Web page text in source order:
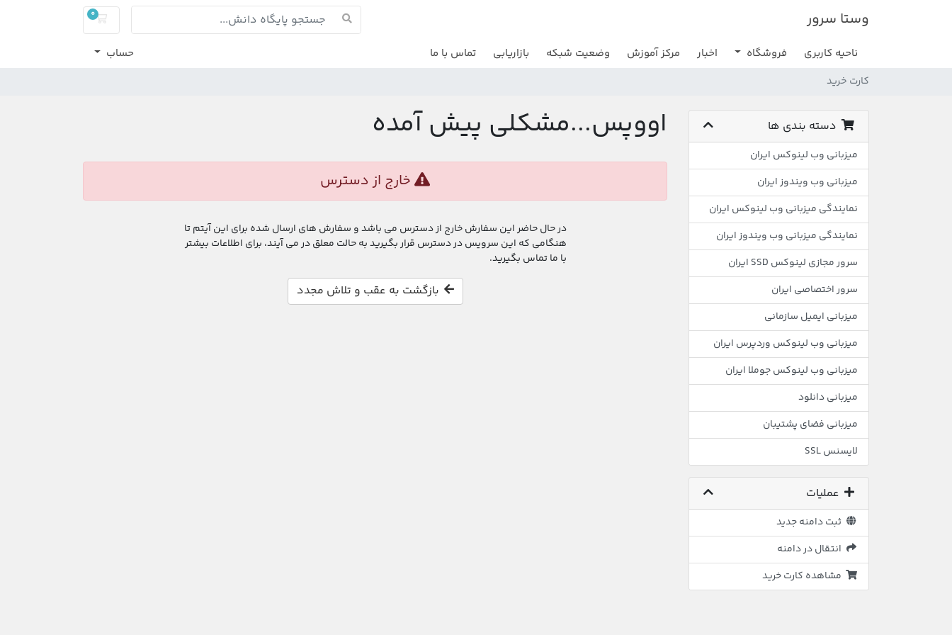
وستا سرور 0
کارت خرید
ناحیه کاربری فروشگاه اخبار مرکز آموزش وضعیت شبکه بازاریابی تماس با ما حساب
کارت خرید
دسته بندی ها
میزبانی وب لینوکس ایران
میزبانی وب ویندوز ایران
نمایندگی میزبانی وب لینوکس ایران
نمایندگی میزبانی وب ویندوز ایران
سرور مجازی لینوکس SSD ایران
سرور اختصاصی ایران
میزبانی ایمیل سازمانی
میزبانی وب لینوکس وردپرس ایران
میزبانی وب لینوکس جوملا ایران
میزبانی دانلود
میزبانی فضای پشتیبان
لایسنس SSL
عملیات
ثبت دامنه جدید
انتقال در دامنه
مشاهده کارت خرید
اووپس...مشکلی پیش آمده
خارج از دسترس
در حال حاضر این سفارش خارج از دسترس می باشد و سفارش های ارسال شده برای این آیتم تا
هنگامی که این سرویس در دسترس قرار بگیرید به حالت معلق در می آیند، برای اطلاعات بیشتر
با ما تماس بگیرید.
بازگشت به عقب و تلاش مجدد